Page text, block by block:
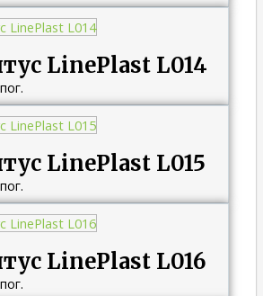
LinePlast L014
LinePlast L015
LinePlast L016